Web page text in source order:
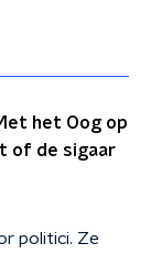
het Oog op
of de sigaar
politici. Ze